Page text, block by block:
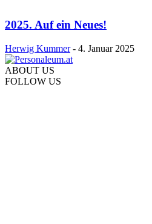
2025. Auf ein Neues!
Herwig Kummer - 4. Januar 2025
ABOUT US
FOLLOW US